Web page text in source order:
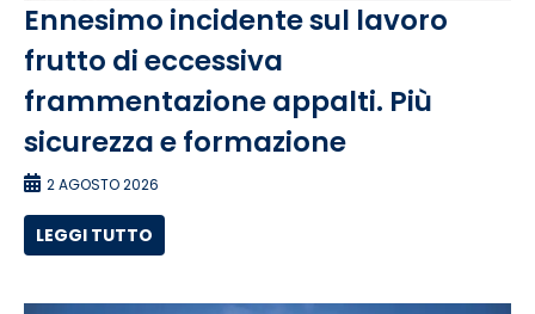
Ennesimo incidente sul lavoro
frutto di eccessiva
frammentazione appalti. Più
sicurezza e formazione
2 AGOSTO 2026
LEGGI TUTTO